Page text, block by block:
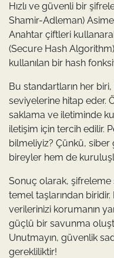
Hızlı ve güvenli bir
Shamir-Adleman)
Anahtar çiftleri
(Secure Hash
kullanılan bir hash
Bu standartların her
seviyelerine hitap eder.
saklama ve iletiminde
iletişim için tercih edilir.
bilmeliyiz? Çünkü,
bireyler hem de
Sonuç olarak, şifreleme
temel taşlarından
verilerinizi korumanın
güçlü bir savunma
Unutmayın, güvenlik
gerekliliktir!